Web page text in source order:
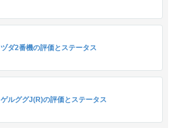
ヅダ2番機の評価とステータス
ゲルググJ(R)の評価とステータス